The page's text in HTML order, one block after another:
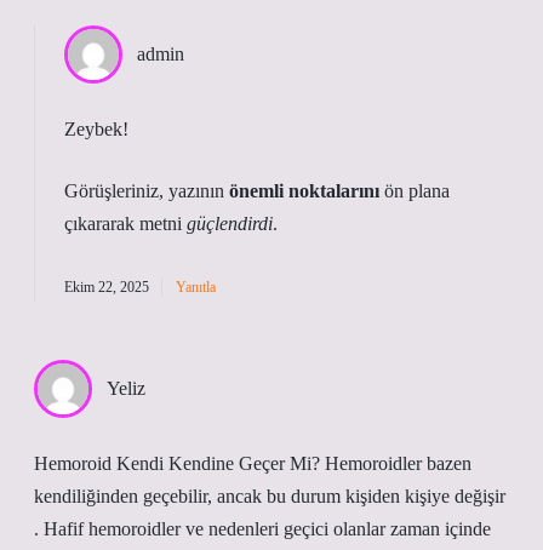
admin
Zeybek!
Görüşleriniz, yazının önemli noktalarını ön plana
çıkararak metni güçlendirdi.
Ekim 22, 2025 Yanıtla
Yeliz
Hemoroid Kendi Kendine Geçer Mi? Hemoroidler bazen
kendiliğinden geçebilir, ancak bu durum kişiden kişiye değişir
. Hafif hemoroidler ve nedenleri geçici olanlar zaman içinde